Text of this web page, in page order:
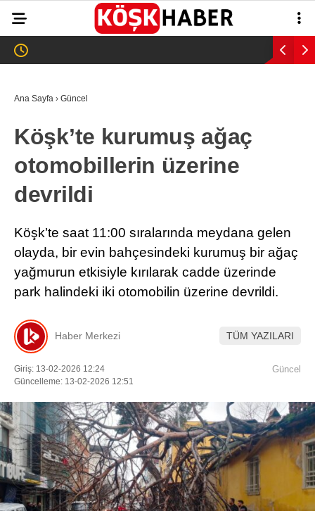
WhatsApp İhbar
Hattı
Instagram
Youtube
35.2°
ASAYİŞ
EĞİTİM
SAĞLIK
EKONOMİ
SPOR
VEFAT
Ana Sayfa › Güncel
Köşk’te kurumuş ağaç
otomobillerin üzerine
devrildi
Köşk’te saat 11:00 sıralarında meydana gelen
olayda, bir evin bahçesindeki kurumuş bir ağaç
yağmurun etkisiyle kırılarak cadde üzerinde
park halindeki iki otomobilin üzerine devrildi.
Haber Merkezi TÜM YAZILARI
Giriş: 13-02-2026 12:24
Güncelleme: 13-02-2026 12:51
Güncel